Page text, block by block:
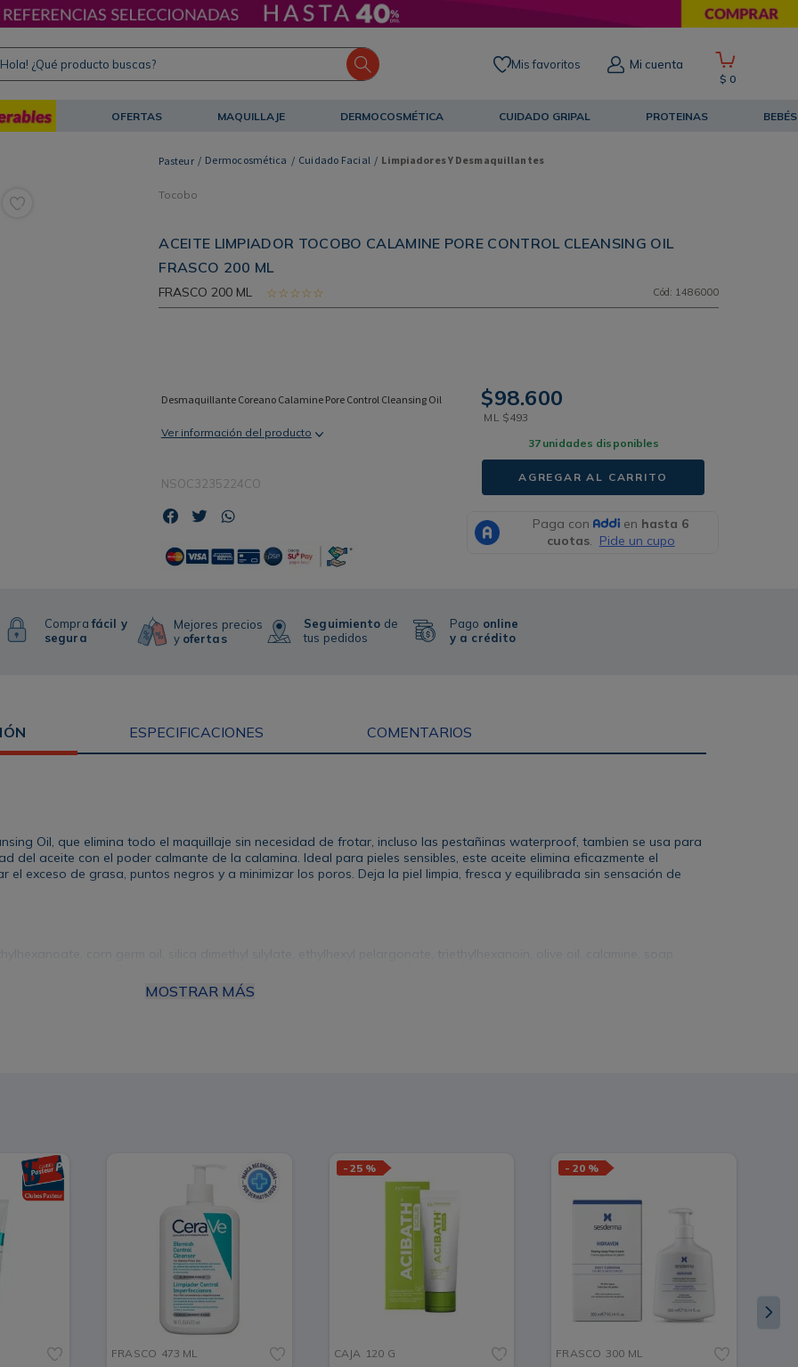
¿Qué producto buscas?
Mis favoritos Mi cuenta
$ 0
OFERTAS MAQUILLAJE DERMOCOSMÉTICA CUIDADO GRIPAL PROTEINAS BEBÉS
Dermocosmética Cuidado Facial Limpiadores Y Desmaquillantes
Tocobo
ACEITE LIMPIADOR TOCOBO CALAMINE PORE CONTROL CLEANSING OIL
FRASCO 200 ML
FRASCO 200 ML ☆☆☆☆☆ Cód : 1486000
Desmaquillante Coreano Calamine Pore Control Cleansing Oil
Ver información del producto
NSOC3235224CO
$98.600
ML $493
37 unidades disponibles
AGREGAR AL CARRITO
Comprafácil y
segura
Mejores precios
y ofertas
Seguimiento de
tus pedidos
Pago online
y a crédito
ESPECIFICACIONES COMENTARIOS
Oil, que elimina todo el maquillaje sin necesidad de frotar, incluso las pestañinas waterproof, tambien se usa para
del aceite con el poder calmante de la calamina. Ideal para pieles sensibles, este aceite elimina eficazmente el
exceso de grasa, puntos negros y a minimizar los poros. Deja la piel limpia, fresca y equilibrada sin sensación de
corn germ oil, silica dimethyl silylate, ethylhexyl pelargonate, triethylhexanoin, olive oil, calamine, soap
tetra-di-t-butylhydroxyhydrocinnamate, triethoxycaprylylsilane, butylene glycol, fragrance.
Control Cleansing Oil en tus manos secas. Masajear: Masajea suavementesobre el rostro seco, enfocándote en las
negros. Minimiza tamaño de los poros. Disminuye la sensación grasa de la piel. Combate las imperfecciones. Elimina
MOSTRAR MÁS
FRASCO 473 ML
- 25 %
CAJA 120 G
- 20 %
FRASCO 300 ML